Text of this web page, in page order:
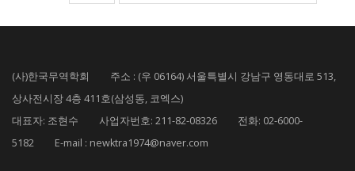
(사)한국무역학회 주소 : (우 06164) 서울특별시 강남구 영동대로 513,
상사전시장 4층 411호(삼성동, 코엑스)
대표자: 조현수 사업자번호: 211-82-08326 전화: 02-6000-
5182 E-mail : newktra1974@naver.com